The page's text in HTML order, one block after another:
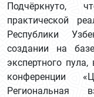
Подчёркнуто,
практической
Республики
создании на
экспертного
конференции
Региональная